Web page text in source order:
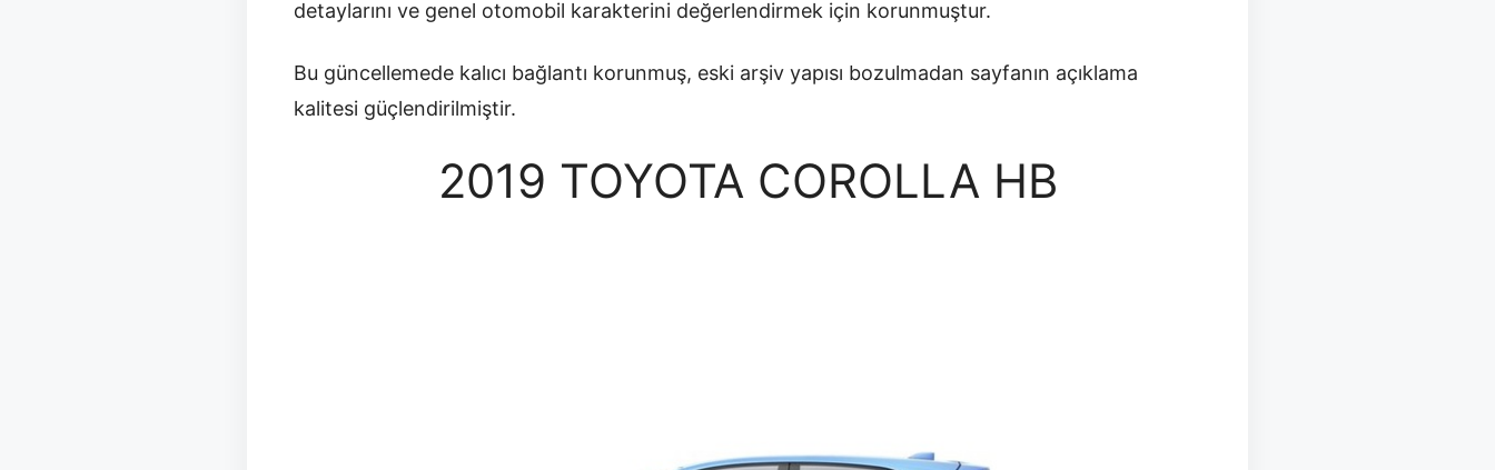
detaylarını ve genel otomobil karakterini değerlendirmek için korunmuştur.
Bu güncellemede kalıcı bağlantı korunmuş, eski arşiv yapısı bozulmadan sayfanın açıklama
kalitesi güçlendirilmiştir.
2019 TOYOTA COROLLA HB